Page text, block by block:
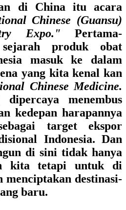
di China itu acara
Chinese (Guansu)
Expo." Pertama-
produk obat
masuk ke dalam
yang kita kenal kan
Chinese Medicine.
menembus
kedepan harapannya
target ekspor
Indonesia. Dan
di sini tidak hanya
kita tetapi untuk di
menciptakan destinasi-
baru.